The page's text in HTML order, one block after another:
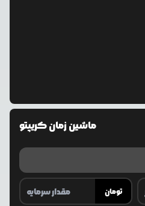
ماشین زمان کریپتو
تومان